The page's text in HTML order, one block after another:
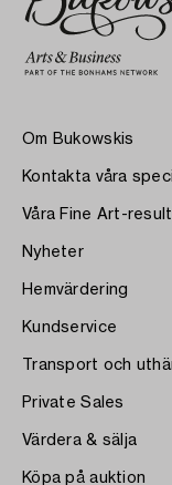
Om Bukowskis
Kontakta våra
Våra Fine Art-
Nyheter
Hemvärdering
Kundservice
Transport och
Private Sales
Värdera & sälja
Köpa på auktion